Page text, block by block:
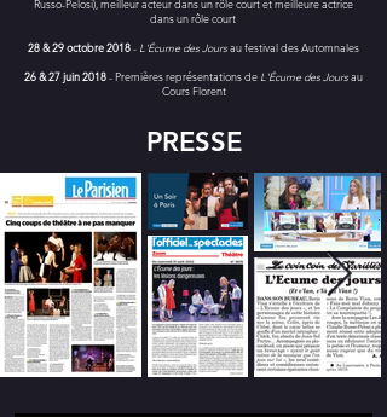
Russo-Pelosi), meilleur acteur dans un rôle court et meilleure actrice
dans un rôle court
28 & 29 octobre 2018- L'Écume des Joursau festival des Automnales
26 & 27 juin 2018- Premières représentations de L'Écume des Joursau
Cours Florent
PRESSE